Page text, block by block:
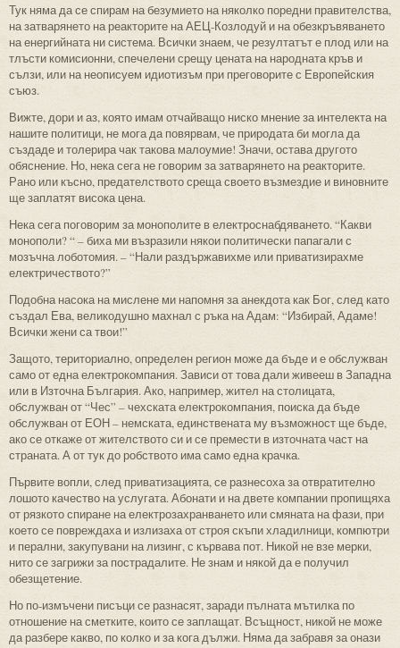
Тук няма да се спирам на безумието на няколко поредни правителства,
на затварянето на реакторите на АЕЦ-Козлодуй и на обезкръвяването
на енергийната ни система. Всички знаем, че резултатът е плод или на
тлъсти комисионни, спечелени срещу цената на народната кръв и
сълзи, или на неописуем идиотизъм при преговорите с Европейския
съюз.
Вижте, дори и аз, която имам отчайващо ниско мнение за интелекта на
нашите политици, не мога да повярвам, че природата би могла да
създаде и толерира чак такова малоумие! Значи, остава другото
обяснение. Но, нека сега не говорим за затварянето на реакторите.
Рано или късно, предателството среща своето възмездие и виновните
ще заплатят висока цена.
Нека сега поговорим за монополите в електроснабдяването. “Какви
монополи? “ – биха ми възразили някои политически папагали с
мозъчна лоботомия. – “Нали раздържавихме или приватизирахме
електричеството?”
Подобна насока на мислене ми напомня за анекдота как Бог, след като
създал Ева, великодушно махнал с ръка на Адам: “Избирай, Адаме!
Всички жени са твои!”
Защото, териториално, определен регион може да бъде и е обслужван
само от една електрокомпания. Зависи от това дали живееш в Западна
или в Източна България. Ако, например, жител на столицата,
обслужван от “Чес” – чехската електрокомпания, поиска да бъде
обслужван от ЕОН – немската, единствената му възможност ще бъде,
ако се откаже от жителството си и се премести в източната част на
страната. А от тук до робството има само една крачка.
Първите вопли, след приватизацията, се разнесоха за отвратително
лошото качество на услугата. Абонати и на двете компании пропищяха
от рязкото спиране на електрозахранването или смяната на фази, при
което се повреждаха и излизаха от строя скъпи хладилници, компютри
и перални, закупувани на лизинг, с кървава пот. Никой не взе мерки,
нито се загрижи за пострадалите. Не знам и някой да е получил
обезщетение.
Но по-измъчени писъци се разнасят, заради пълната мътилка по
отношение на сметките, които се заплащат. Всъщност, никой не може
да разбере какво, по колко и за кога дължи. Няма да забравя за онази